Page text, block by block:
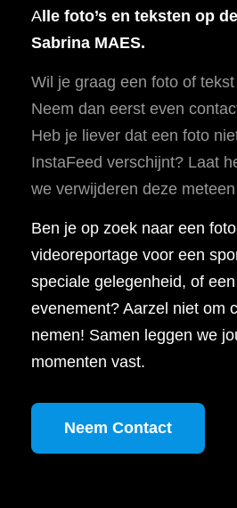
Alle foto’s en teksten op
Sabrina MAES.
Wil je graag een foto of
Neem dan eerst even
Heb je liever dat een foto
InstaFeed verschijnt? Laat
we verwijderen deze
Ben je op zoek naar een
videoreportage voor een
speciale gelegenheid, of
evenement? Aarzel niet om
nemen! Samen leggen we
momenten vast.
Neem Contact